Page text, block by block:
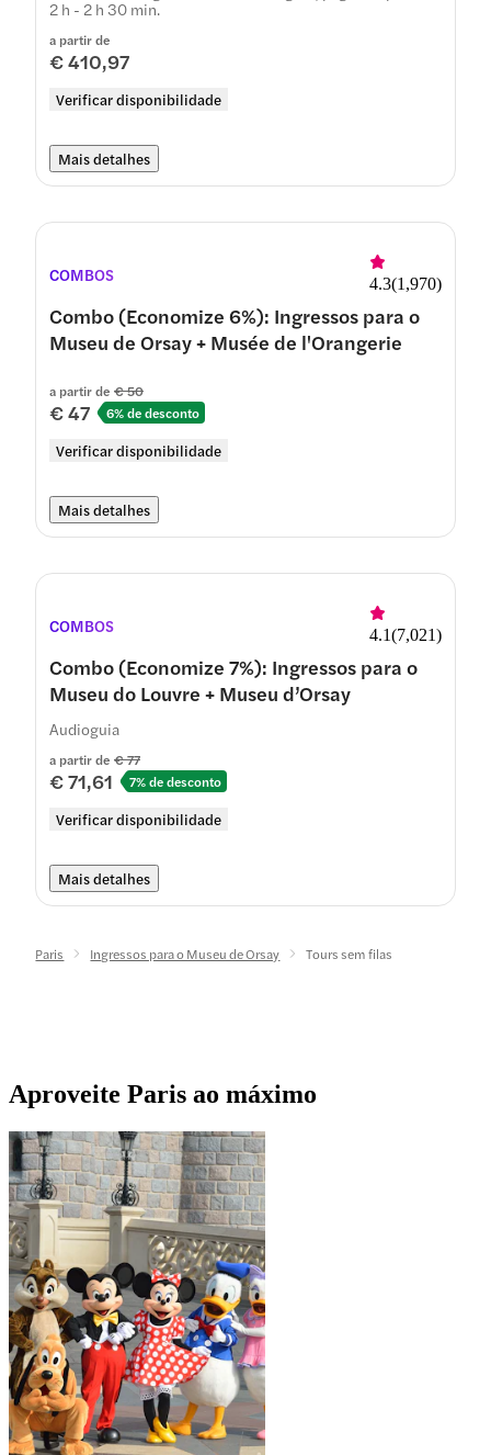
a partir de
€ 410,97
Verificar disponibilidade
2 h - 2 h 30 min.
Mais detalhes
COMBOS 4.3(1,970)
Combo (Economize 6%): Ingressos para o
Museu de Orsay + Musée de l'Orangerie
a partir de € 50
€ 47 6% de desconto
Verificar disponibilidade
Mais detalhes
COMBOS 4.1(7,021)
Combo (Economize 7%): Ingressos para o
Museu do Louvre + Museu d’Orsay
a partir de € 77
€ 71,61 7% de desconto
Verificar disponibilidade
Audioguia
Mais detalhes
Paris Ingressos para o Museu de Orsay Tours sem filas
Aproveite Paris ao máximo